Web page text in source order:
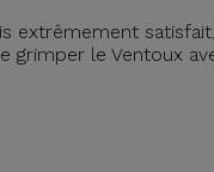
extrêmement
grimper le Ventoux